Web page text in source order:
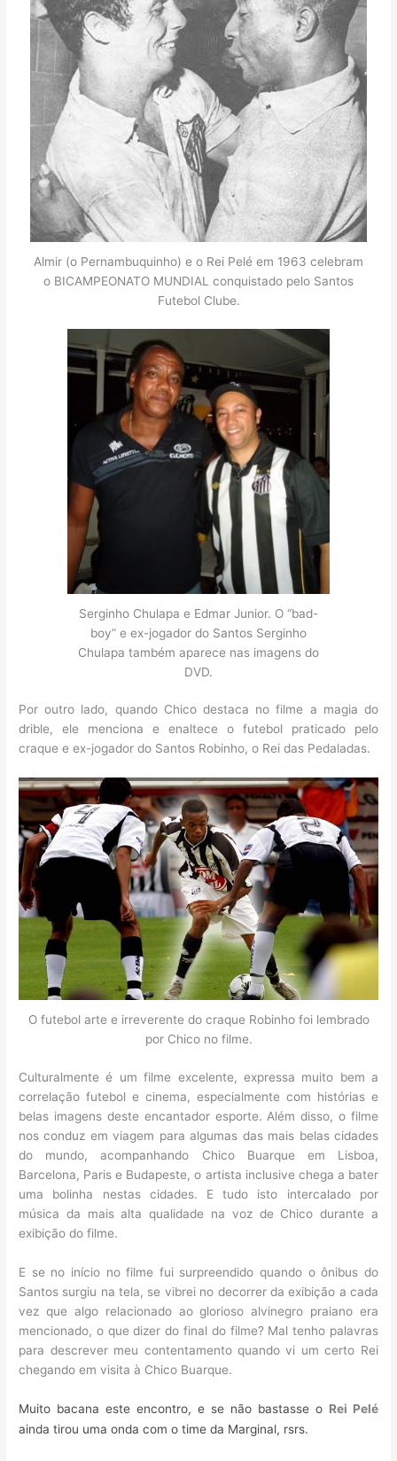
Almir (o Pernambuquinho) e o Rei Pelé em 1963 celebram
o BICAMPEONATO MUNDIAL conquistado pelo Santos
Futebol Clube.
Serginho Chulapa e Edmar Junior. O “bad-
boy” e ex-jogador do Santos Serginho
Chulapa também aparece nas imagens do
DVD.
Por outro lado, quando Chico destaca no filme a magia do
drible, ele menciona e enaltece o futebol praticado pelo
craque e ex-jogador do Santos Robinho, o Rei das Pedaladas.
O futebol arte e irreverente do craque Robinho foi lembrado
por Chico no filme.
Culturalmente é um filme excelente, expressa muito bem a
correlação futebol e cinema, especialmente com histórias e
belas imagens deste encantador esporte. Além disso, o filme
nos conduz em viagem para algumas das mais belas cidades
do mundo, acompanhando Chico Buarque em Lisboa,
Barcelona, Paris e Budapeste, o artista inclusive chega a bater
uma bolinha nestas cidades. E tudo isto intercalado por
música da mais alta qualidade na voz de Chico durante a
exibição do filme.
E se no início no filme fui surpreendido quando o ônibus do
Santos surgiu na tela, se vibrei no decorrer da exibição a cada
vez que algo relacionado ao glorioso alvinegro praiano era
mencionado, o que dizer do final do filme? Mal tenho palavras
para descrever meu contentamento quando vi um certo Rei
chegando em visita à Chico Buarque.
Muito bacana este encontro, e se não bastasse o Rei Pelé
ainda tirou uma onda com o time da Marginal, rsrs.